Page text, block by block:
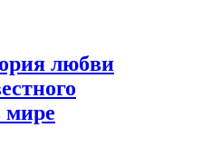
любви
мире